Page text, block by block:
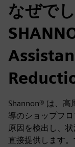
なぜで
Shannon® は、高
導のショップフ
原因を検出し、
直接提供します